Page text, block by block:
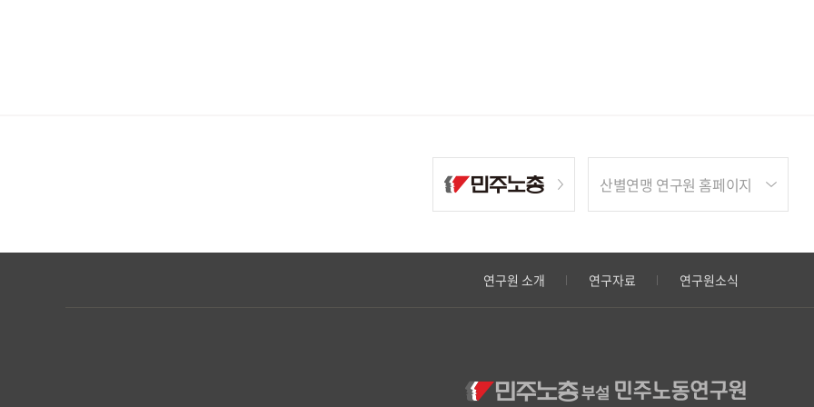
산별연맹 연구원 홈페이지
연구원 소개 연구자료 연구원소식